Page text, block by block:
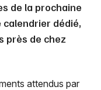
de la prochaine
dédié,
près de chez
attendus par